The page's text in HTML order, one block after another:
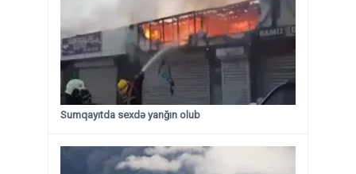
Sumqayıtda sexdə yanğın olub